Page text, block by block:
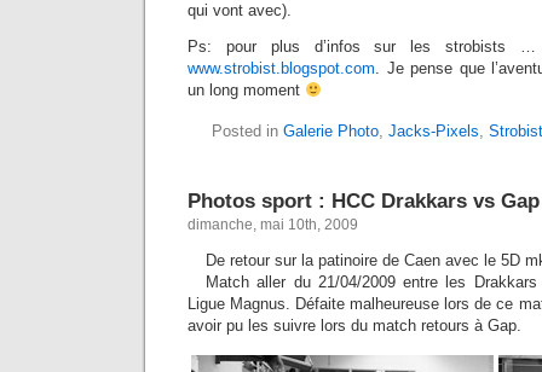
qui vont avec).
Ps: pour plus d’infos sur les strobists
www.strobist.blogspot.com. Je pense que
un long moment
Posted in Galerie Photo, Jacks-Pixels, Strobist
Photos sport : HCC Drakkars vs Gap
dimanche, mai 10th, 2009
De retour sur la patinoire de Caen avec le 5D
Match aller du 21/04/2009 entre les
Ligue Magnus. Défaite malheureuse lors de ce
avoir pu les suivre lors du match retours à Gap.